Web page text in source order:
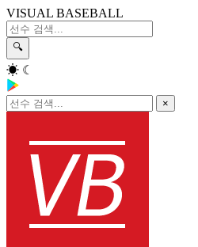
VISUAL BASEBALL
🔍
☀ ☾
×